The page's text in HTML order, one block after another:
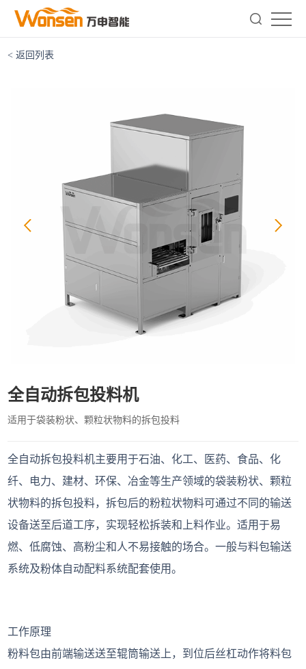
< 返回列表
全自动拆包投料机
适用于袋装粉状、颗粒状物料的拆包投料
全自动拆包投料机主要用于石油、化工、医药、食品、化
纤、电力、建材、环保、冶金等生产领域的袋装粉状、颗粒
状物料的拆包投料，拆包后的粉粒状物料可通过不同的输送
设备送至后道工序，实现轻松拆装和上料作业。适用于易
燃、低腐蚀、高粉尘和人不易接触的场合。一般与料包输送
系统及粉体自动配料系统配套使用。
工作原理
粉料包由前端输送送至辊筒输送上，到位后丝杠动作将料包